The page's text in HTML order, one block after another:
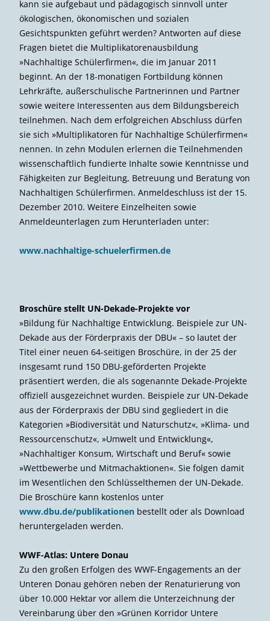
kann sie aufgebaut und pädagogisch sinnvoll unter
ökologischen, ökonomischen und sozialen
Gesichtspunkten geführt werden? Antworten auf diese
Fragen bietet die Multiplikatorenausbildung
»Nachhaltige Schüler­firmen«, die im Januar 2011
beginnt. An der 18-monatigen Fortbildung können
Lehrkräfte, außerschulische Partnerinnen und Partner
sowie weitere Interessenten aus dem Bildungsbereich
teilnehmen. Nach dem erfolgreichen Abschluss dürfen
sie sich »Multiplikatoren für Nachhaltige Schülerfirmen«
nennen. In zehn Modulen erlernen die Teilnehmenden
wissenschaftlich fundierte Inhalte sowie Kenntnisse und
Fähigkeiten zur Begleitung, Betreuung und Beratung von
Nachhaltigen Schülerfirmen. Anmeldeschluss ist der 15.
Dezember 2010. Weitere Einzelheiten sowie
Anmeldeunterlagen zum Herunterladen unter:
www.nachhaltige-schuelerfirmen.de
Broschüre stellt UN-Dekade-Projekte vor
»Bildung für Nachhaltige Entwicklung. Beispiele zur UN-
Dekade aus der Förder­praxis der DBU« – so lautet der
Titel einer neuen 64-seitigen Broschüre, in der 25 der
insgesamt rund 150 DBU-geförderten Projekte
präsentiert werden, die als sogenannte Dekade-Projekte
offiziell ausgezeichnet wurden. Beispiele zur UN-Dekade
aus der Förderpraxis der DBU sind gegliedert in die
Kategorien »Biodiversität und Naturschutz«, »Klima- und
Ressourcen­schutz«, »Umwelt und Entwicklung«,
»Nachhaltiger Konsum, Wirtschaft und Beruf« sowie
»Wettbewerbe und Mitmachaktionen«. Sie folgen damit
im Wesentlichen den Schlüsselthemen der UN-Dekade.
Die Broschüre kann kostenlos unter
www.dbu.de/publikationen bestellt oder als Download
heruntergeladen werden.
WWF-Atlas: Untere Donau
Zu den großen Erfolgen des WWF-Engagements an der
Unteren Donau gehören neben der Renaturierung von
über 10.000 Hektar vor allem die Unterzeichnung der
Vereinbarung über den »Grünen Korridor Untere